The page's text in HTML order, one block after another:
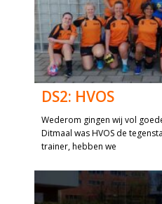
DS2: HVOS
Wederom gingen wij vol
Ditmaal was HVOS de
trainer, hebben we